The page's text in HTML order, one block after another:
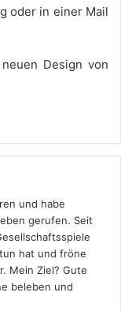
oder in einer Mail
Design von
und habe
gerufen. Seit
hat und fröne
Mein Ziel? Gute
beleben und